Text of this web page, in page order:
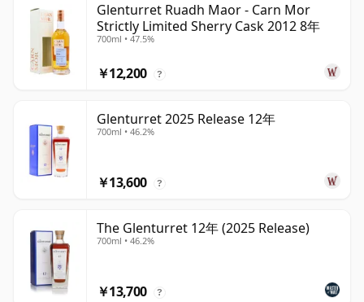
Glenturret Ruadh Maor - Carn Mor
Strictly Limited Sherry Cask 2012 8年
700ml • 47.5%
￥12,200 ?
Glenturret 2025 Release 12年
700ml • 46.2%
￥13,600 ?
The Glenturret 12年 (2025 Release)
700ml • 46.2%
￥13,700 ?